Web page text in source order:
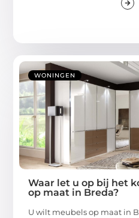
WONINGEN
Waar let u op bij het
op maat in Breda?
U wilt meubels op maat in